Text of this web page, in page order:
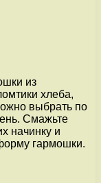
из
хлеба,
выбрать по
Смажьте
начинку и
гармошки.